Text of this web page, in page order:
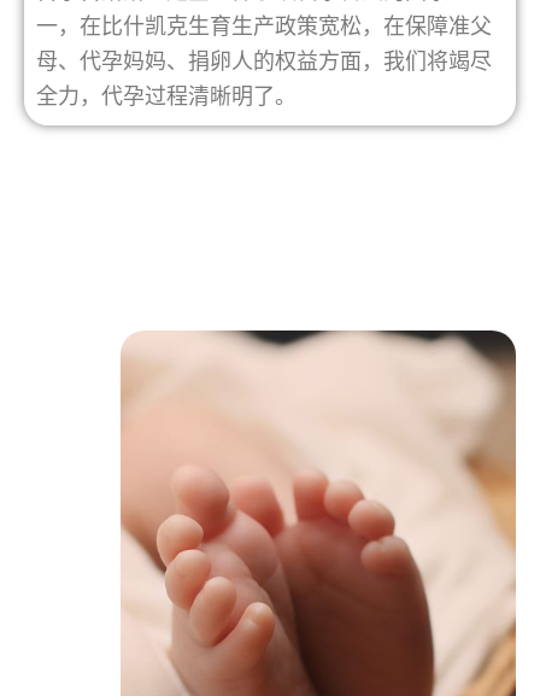
一，在比什凯克生育生产政策宽松，在保障准父
母、代孕妈妈、捐卵人的权益方面，我们将竭尽
全力，代孕过程清晰明了。